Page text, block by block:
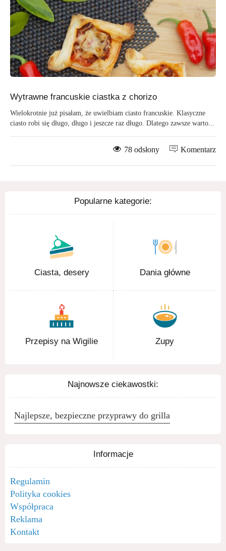
Wytrawne francuskie ciastka z chorizo
Wielokrotnie już pisałam, że uwielbiam ciasto francuskie. Klasyczne
ciasto robi się długo, długo i jeszcze raz długo. Dlatego zawsze warto...
Komentarz
78 odsłony
Popularne kategorie:
Ciasta, desery Dania główne
Przepisy na Wigilie Zupy
Najnowsze ciekawostki:
Najlepsze, bezpieczne przyprawy do grilla
Informacje
Regulamin
Polityka cookies
Współpraca
Reklama
Kontakt